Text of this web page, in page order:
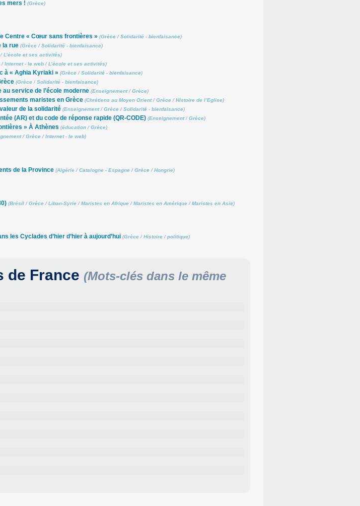
mers ! (Grèce)
Centre « Cœur sans frontières » (Grèce/Solidarité - bienfaisance)
la rue (Grèce/Solidarité - bienfaisance)
L’école et ses activités)
/Internet - le web/L’école et ses activités)
à « Aghia Kyriaki » (Grèce/Solidarité - bienfaisance)
(Grèce/Solidarité - bienfaisance)
service de l’école moderne (Enseignement/Grèce)
maristes en Grèce (Chrétiens au Moyen Orient/Grèce/Histoire de l’Eglise)
de la solidarité (Enseignement/Grèce/Solidarité - bienfaisance)
(AR) et du code de réponse rapide (QR-CODE) (Enseignement/Grèce)
» À Athènes (éducation/Grèce)
/Grèce/Internet - le web)
de la Province (Algérie/Catalogne - Espagne/Grèce/Hongrie)
(Brésil/Grèce/Liban-Syrie/Maristes en Afrique/Maristes en Amérique/Maristes en Asie)
les Cyclades d’hier d’hier à aujourd’hui (Grèce/Histoire/politique)
de France (Mots-clés dans le même